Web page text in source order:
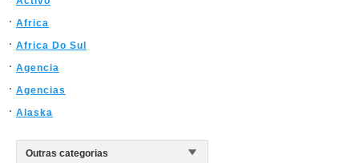
Africa
Africa Do Sul
Agencia
Agencias
Alaska